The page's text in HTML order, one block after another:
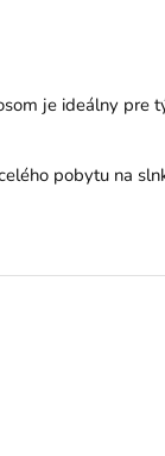
je ideálny pre
pobytu na